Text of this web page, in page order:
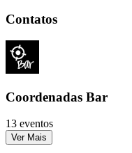
Contatos
Coordenadas Bar
13 eventos
Ver Mais